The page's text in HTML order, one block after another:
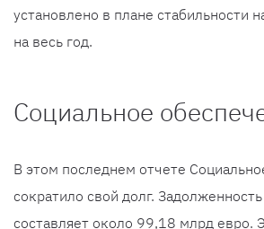
установлено в плане стабильности
на весь год.
Социальное
В этом последнем отчете
сократило свой долг.
составляет около 99,18 млрд евро.